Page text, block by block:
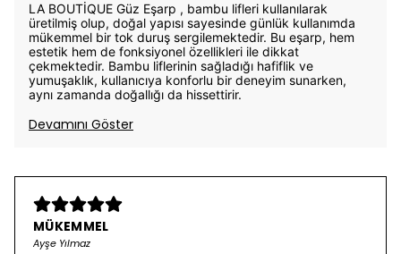
LA BOUTİQUE Güz Eşarp , bambu lifleri kullanılarak
üretilmiş olup, doğal yapısı sayesinde günlük kullanımda
mükemmel bir tok duruş sergilemektedir. Bu eşarp, hem
estetik hem de fonksiyonel özellikleri ile dikkat
çekmektedir. Bambu liflerinin sağladığı hafiflik ve
yumuşaklık, kullanıcıya konforlu bir deneyim sunarken,
aynı zamanda doğallığı da hissettirir.
Devamını Göster
MÜKEMMEL
Ayşe Yılmaz